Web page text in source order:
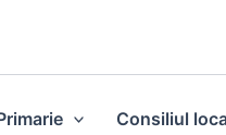
Consiliul